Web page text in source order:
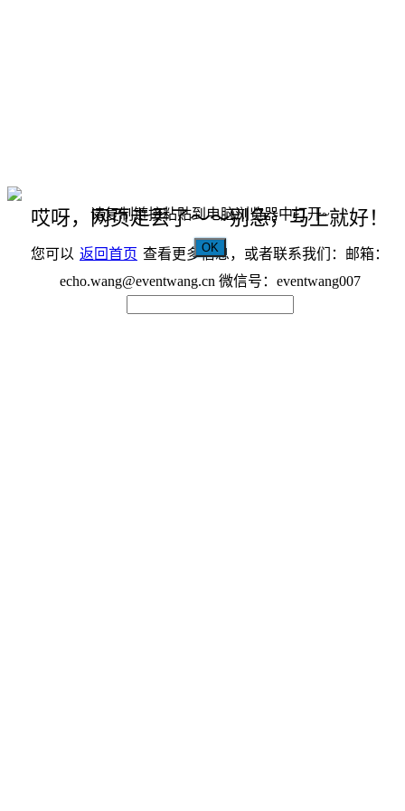
哎呀，网页走丢了～～别急，马上就好！
您可以 返回首页 查看更多信息，或者联系我们：邮箱：
echo.wang@eventwang.cn 微信号：eventwang007
请复制链接粘贴到电脑浏览器中打开~
OK